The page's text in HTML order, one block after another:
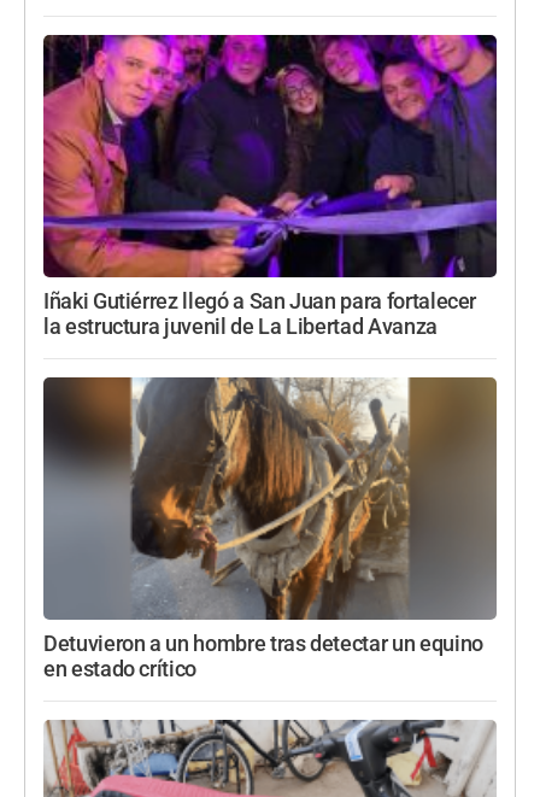
Iñaki Gutiérrez llegó a San Juan para fortalecer
la estructura juvenil de La Libertad Avanza
Detuvieron a un hombre tras detectar un equino
en estado crítico